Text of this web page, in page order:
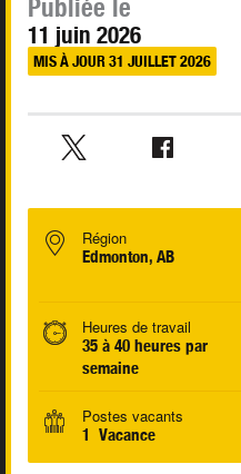
Publiée le
11 juin 2026
MIS À JOUR 31 JUILLET 2026
Région
Edmonton, AB
Heures de travail
35 à 40 heures par
semaine
Postes vacants
1 Vacance